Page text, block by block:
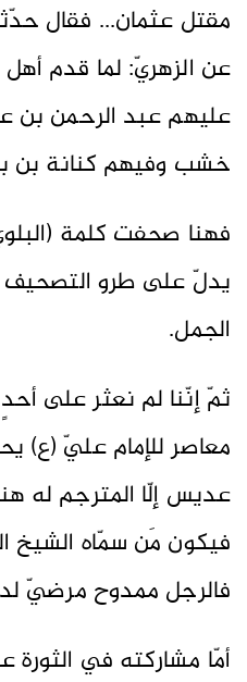
مقتل عثمان... فقال
عن الزهريّ: لما قدم
عليهم عبد الرحمن بن
خشب وفيهم كنانة بن
فهنا صحفت كلمة
يدلّ على طرو
الجمل.
ثمّ إنّنا لم نعثر على
معاصر للإمام عليّ (ع)
عديس إلّا المترجم له
فيكون مَن سمّاه الشيخ
فالرجل ممدوح مرضيّ
أمّا مشاركته في